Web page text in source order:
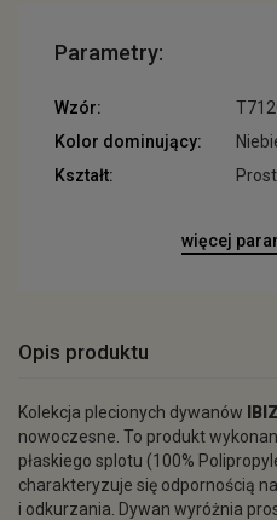
Parametry:
Wzór:
Kolor dominujący:
Kształt:
więcej
Opis produktu
Kolekcja plecionych dywanów
nowoczesne. To produkt
płaskiego splotu (100%
charakteryzuje się odpornością
i odkurzania. Dywan wyróżnia